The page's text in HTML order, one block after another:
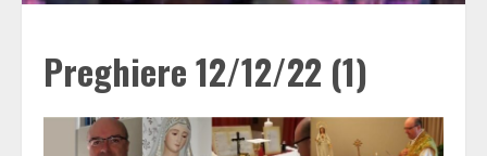
Preghiere 12/12/22 (1)